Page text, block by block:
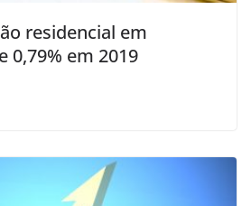
residencial em
0,79% em 2019